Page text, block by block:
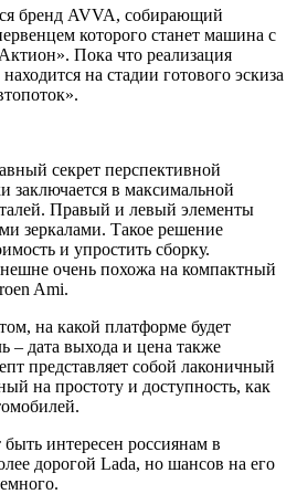
бренд AVVA, собирающий
которого станет машина с
Пока что реализация
на стадии готового эскиза
секрет перспективной
заключается в максимальной
Правый и левый элементы
зеркалами. Такое решение
и упростить сборку.
очень похожа на компактный
Ami.
на какой платформе будет
– дата выхода и цена также
представляет собой лаконичный
на простоту и доступность, как
интересен россиянам в
дорогой Lada, но шансов на его